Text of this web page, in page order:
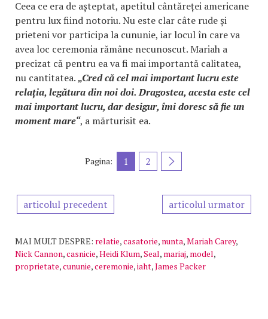
Ceea ce era de așteptat, apetitul cântăreței americane
pentru lux fiind notoriu. Nu este clar câte rude și
prieteni vor participa la cununie, iar locul în care va
avea loc ceremonia rămâne necunoscut. Mariah a
precizat că pentru ea va fi mai importantă calitatea,
nu cantitatea.„Cred că cel mai important lucru este
relația, legătura din noi doi. Dragostea, acesta este cel
mai important lucru, dar desigur, îmi doresc să fie un
moment mare“, a mărturisit ea.
Pagina: 1 2
articolul precedent articolul urmator
MAI MULT DESPRE: relatie,casatorie, nunta,Mariah Carey,
Nick Cannon,casnicie,Heidi Klum,Seal, mariaj, model,
proprietate,cununie,ceremonie,iaht,James Packer